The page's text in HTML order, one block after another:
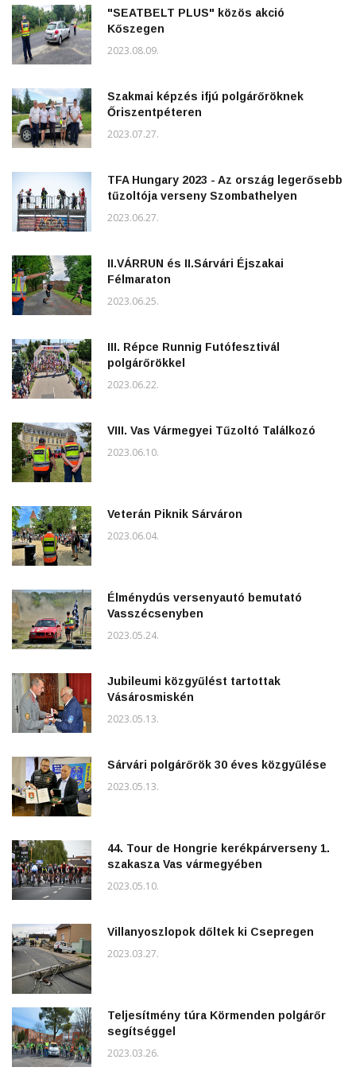
"SEATBELT PLUS" közös akció
Kőszegen
2023.08.09.
Szakmai képzés ifjú polgárőröknek
Őriszentpéteren
2023.07.27.
TFA Hungary 2023 - Az ország legerősebb
tűzoltója verseny Szombathelyen
2023.06.27.
II.VÁRRUN és II.Sárvári Éjszakai
Félmaraton
2023.06.25.
III. Répce Runnig Futófesztivál
polgárőrökkel
2023.06.22.
VIII. Vas Vármegyei Tűzoltó Találkozó
2023.06.10.
Veterán Piknik Sárváron
2023.06.04.
Élménydús versenyautó bemutató
Vasszécsenyben
2023.05.24.
Jubileumi közgyűlést tartottak
Vásárosmiskén
2023.05.13.
Sárvári polgárőrök 30 éves közgyűlése
2023.05.13.
44. Tour de Hongrie kerékpárverseny 1.
szakasza Vas vármegyében
2023.05.10.
Villanyoszlopok dőltek ki Csepregen
2023.03.27.
Teljesítmény túra Körmenden polgárőr
segítséggel
2023.03.26.